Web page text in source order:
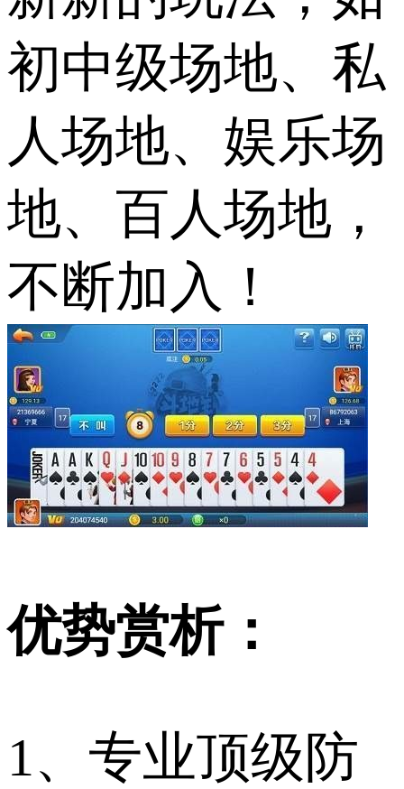
初中级场地、私
人场地、娱乐场
地、百人场地，
不断加入！
优势赏析：
1、专业顶级防